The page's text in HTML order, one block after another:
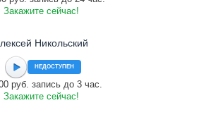
Закажите сейчас!
Никольский
НЕДОСТУПЕН
руб. запись до 3 час.
Закажите сейчас!